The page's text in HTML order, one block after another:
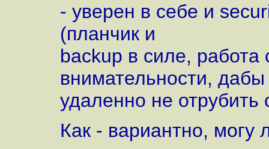
- уверен в себе и
(планчик и
backup в силе, работа
внимательности, дабы
удаленно не отрубить
Как - вариантно, могу